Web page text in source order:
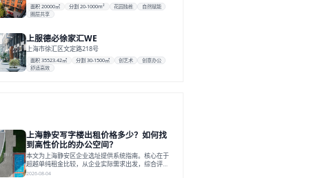
面积 20000㎡ 分割 20-1000m² 花园独栋
自然赋能
圈层共享
上服德必徐家汇WE
上海市徐汇区文定路218号
面积 35523.42㎡ 分割 30-1500㎡ 创艺术
创意办公
舒适高效
上海静安写字楼出租价格多少？如何找
到高性价比的办公空间？
本文为上海静安区企业选址提供系统指南。核心在于
超越单纯租金比较，从企业实际需求出发，综合评估
交通、硬件、空间弹性、配套服务及产业生态等多维
2026-08-04